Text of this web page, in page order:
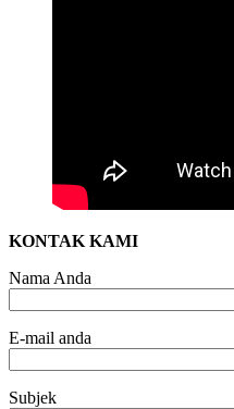
KONTAK KAMI
Nama Anda
E-mail anda
Subjek